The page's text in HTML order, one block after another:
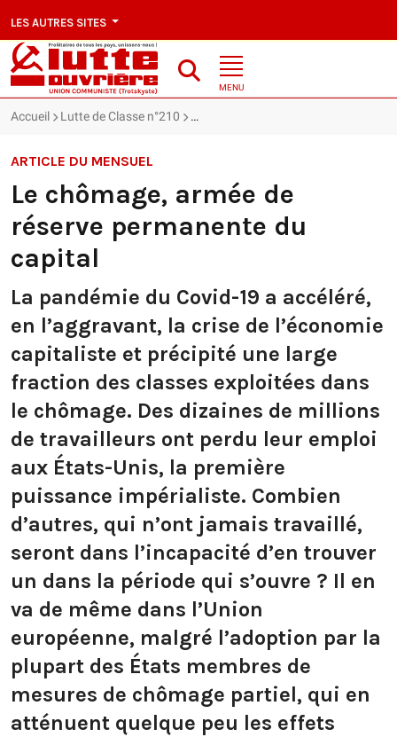
LES AUTRES SITES
MENU
Accueil Lutte de Classe n°210 Le chômage, armée de réserve
ARTICLE DU MENSUEL
Le chômage, armée de
réserve permanente du
capital
La pandémie du Covid-19 a accéléré,
en l’aggravant, la crise de l’économie
capitaliste et précipité une large
fraction des classes exploitées dans
le chômage. Des dizaines de millions
de travailleurs ont perdu leur emploi
aux États-Unis, la première
puissance impérialiste. Combien
d’autres, qui n’ont jamais travaillé,
seront dans l’incapacité d’en trouver
un dans la période qui s’ouvre ? Il en
va de même dans l’Union
européenne, malgré l’adoption par la
plupart des États membres de
mesures de chômage partiel, qui en
atténuent quelque peu les effets